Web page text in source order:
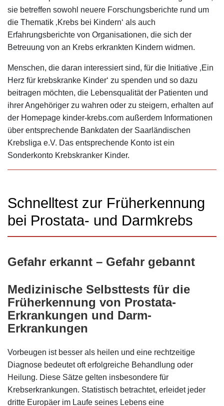
sie betreffen sowohl neuere Forschungsberichte rund um
die Thematik ‚Krebs bei Kindern‘ als auch
Erfahrungsberichte von Organisationen, die sich der
Betreuung von an Krebs erkrankten Kindern widmen.
Menschen, die daran interessiert sind, für die Initiative ‚Ein
Herz für krebskranke Kinder‘ zu spenden und so dazu
beitragen möchten, die Lebensqualität der Patienten und
ihrer Angehöriger zu wahren oder zu steigern, erhalten auf
der Homepage kinder-krebs.com außerdem Informationen
über entsprechende Bankdaten der Saarländischen
Krebsliga e.V. Das entsprechende Konto ist ein
Sonderkonto Krebskranker Kinder.
Schnelltest zur Früherkennung
bei Prostata- und Darmkrebs
Gefahr erkannt – Gefahr gebannt
Medizinische Selbsttests für die
Früherkennung von Prostata-
Erkrankungen und Darm-
Erkrankungen
Vorbeugen ist besser als heilen und eine rechtzeitige
Diagnose bedeutet oft erfolgreiche Behandlung oder
Heilung. Diese Sätze gelten insbesondere für
Krebserkrankungen. Statistisch betrachtet, erleidet jeder
dritte Europäer im Laufe seines Lebens eine